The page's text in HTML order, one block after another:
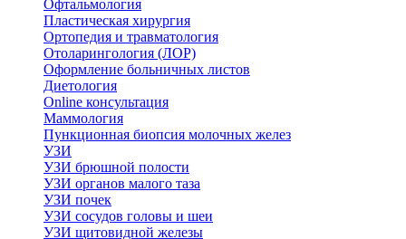
Офтальмология
Пластическая хирургия
Ортопедия и травматология
Отоларингология (ЛОР)
Оформление больничных листов
Диетология
Online консультация
Маммология
Пункционная биопсия молочных желез
УЗИ
УЗИ брюшной полости
УЗИ органов малого таза
УЗИ почек
УЗИ сосудов головы и шеи
УЗИ щитовидной железы